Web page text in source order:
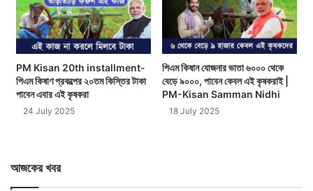
PM Kisan 20th installment-
পিএম কিষাণ প্রকল্পের ২০তম কিস্তির টাকা
পাবেন এবার এই কৃষকরা
24 July 2025
পিএম কিষান যোজনার ভাতা ৬০০০ থেকে
বেড়ে ৯০০০, পাবেন কেবল এই কৃষকরাই |
PM-Kisan Samman Nidhi
18 July 2025
আজকের খবর